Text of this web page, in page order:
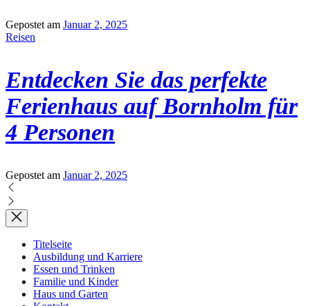
Gepostet am Januar 2, 2025
Reisen
Entdecken Sie das perfekte
Ferienhaus auf Bornholm für
4 Personen
Gepostet am Januar 2, 2025
Titelseite
Ausbildung und Karriere
Essen und Trinken
Familie und Kinder
Haus und Garten